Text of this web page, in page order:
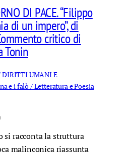
DI PACE. “Filippo
di un impero”, di
critico di
Tonin
DIRITTI UMANI E
e i falò / Letteratura e Poesia
racconta la struttura
malinconica riassunta